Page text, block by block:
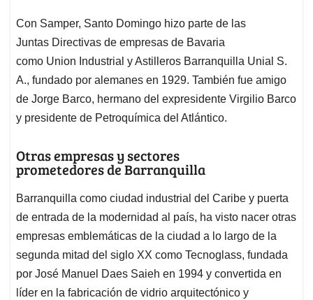
Con Samper, Santo Domingo hizo parte de las
Juntas Directivas de empresas de Bavaria
como Union Industrial y Astilleros Barranquilla Unial S.
A., fundado por alemanes en 1929. También fue amigo
de Jorge Barco, hermano del expresidente Virgilio Barco
y presidente de Petroquímica del Atlántico.
Otras empresas y sectores
prometedores de Barranquilla
Barranquilla como ciudad industrial del Caribe y puerta
de entrada de la modernidad al país, ha visto nacer otras
empresas emblemáticas de la ciudad a lo largo de la
segunda mitad del siglo XX como Tecnoglass, fundada
por José Manuel Daes Saieh en 1994 y convertida en
líder en la fabricación de vidrio arquitectónico y